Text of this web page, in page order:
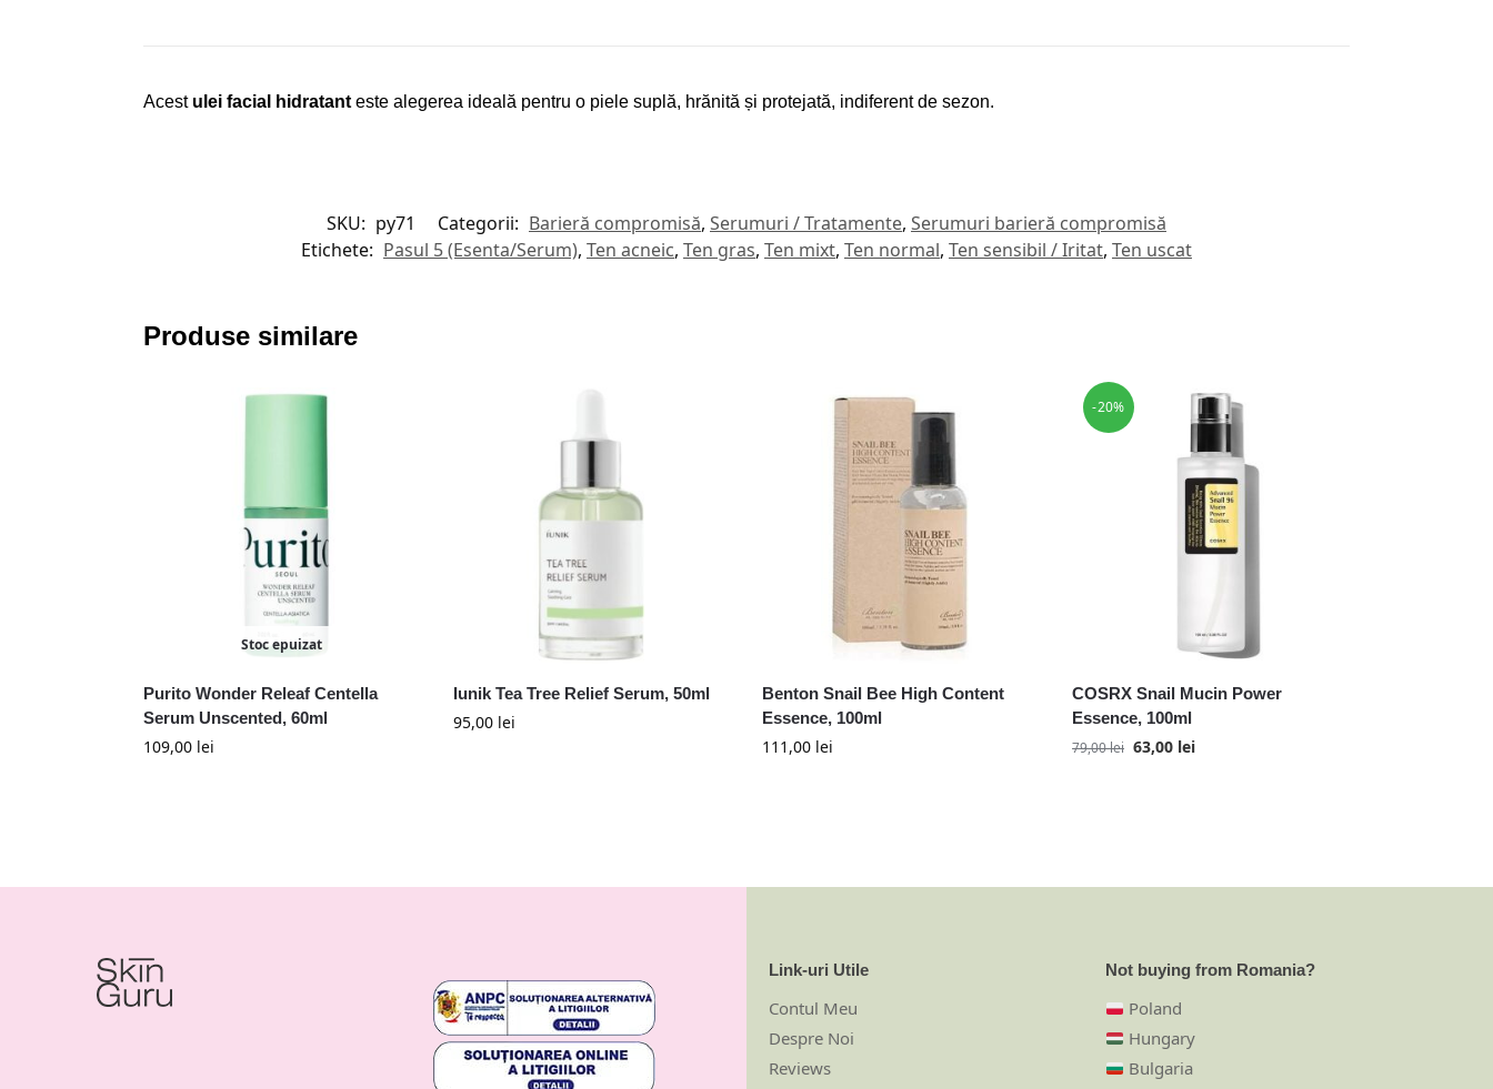
Acest ulei facial hidratanteste alegerea ideală pentru o piele suplă, hrănită și protejată, indiferent de sezon.
SKU: py71 Categorii: Barieră compromisă, Serumuri / Tratamente, Serumuri barieră compromisă
Etichete: Pasul 5 (Esenta/Serum), Ten acneic, Ten gras, Ten mixt, Ten normal, Ten sensibil / Iritat, Ten uscat
Produse similare
Stoc epuizat
Purito Wonder Releaf Centella
Serum Unscented, 60ml
109,00 lei
Iunik Tea Tree Relief Serum, 50ml
95,00 lei
Benton Snail Bee High Content
Essence, 100ml
111,00 lei
-20%
COSRX Snail Mucin Power
Essence, 100ml
79,00lei 63,00 lei
Link-uri Utile
Contul Meu
Despre Noi
Reviews
Not buying from Romania?
Poland
Hungary
Bulgaria